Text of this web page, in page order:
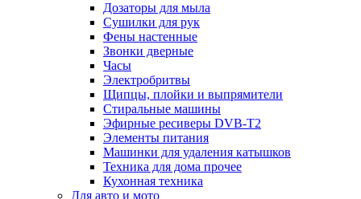
Дозаторы для мыла
Сушилки для рук
Фены настенные
Звонки дверные
Часы
Электробритвы
Щипцы, плойки и выпрямители
Стиральные машины
Эфирные ресиверы DVB-T2
Элементы питания
Машинки для удаления катышков
Техника для дома прочее
Кухонная техника
Для авто и мото